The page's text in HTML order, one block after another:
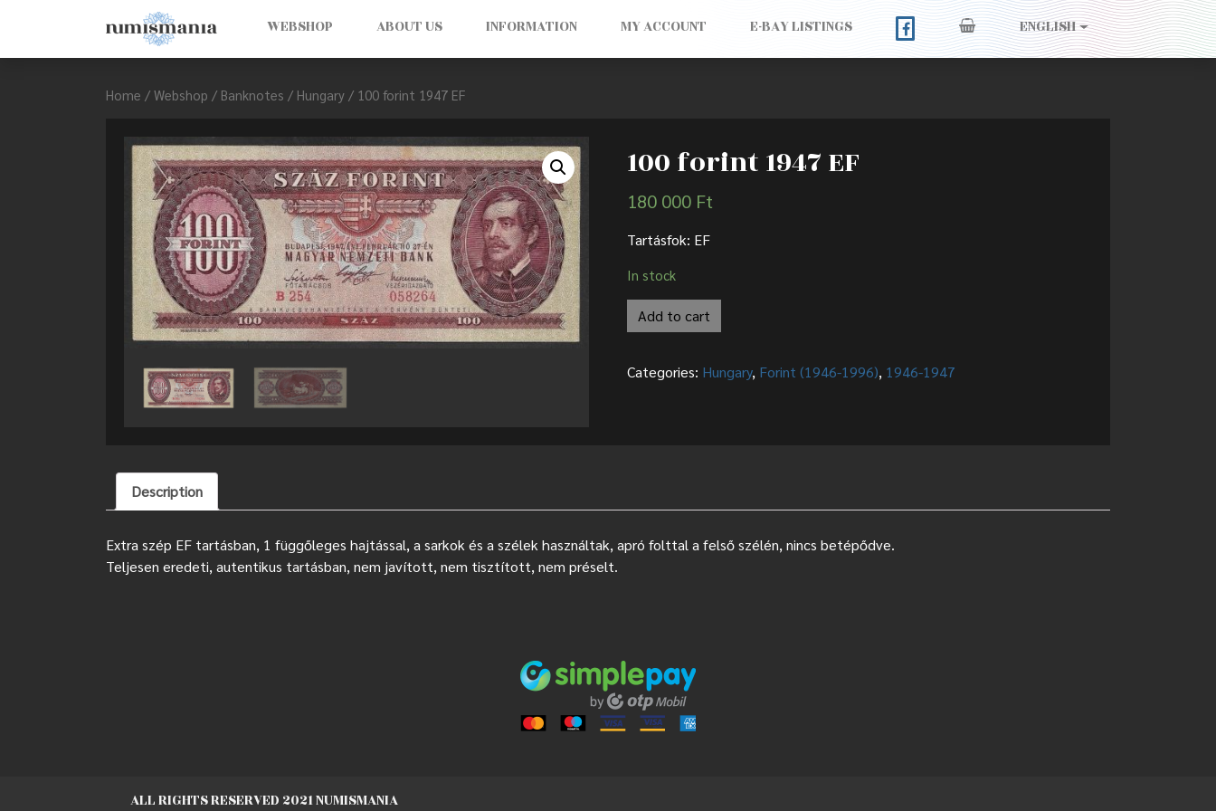
WEBSHOP ABOUT US INFORMATION MY ACCOUNT E-BAY LISTINGS ENGLISH
Home / Webshop / Banknotes / Hungary / 100 forint 1947 EF
100 forint 1947 EF
180 000 Ft
Tartásfok: EF
In stock
Add to cart
Categories: Hungary, Forint (1946-1996), 1946-1947
Description
Extra szép EF tartásban, 1 függőleges hajtással, a sarkok és a szélek használtak, apró folttal a felső szélén, nincs betépődve.
Teljesen eredeti, autentikus tartásban, nem javított, nem tisztított, nem préselt.
ALL RIGHTS RESERVED 2021 NUMISMANIA